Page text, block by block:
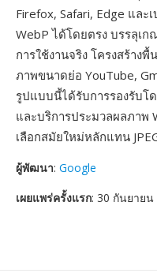
Firefox, Safari, Edge และ
WebP ได้โดยตรง บรรลุเ
การใช้งานจริง โครงสร้าง
ภาพขนาดย่อ YouTube,
รูปแบบนี้ได้รับการรองรับโ
และบริการประมวลผลภาพ
เลือกสมัยใหม่หลักแทน
ผู้พัฒนา: Google
เผยแพร่ครั้งแรก: 30 กันยายน